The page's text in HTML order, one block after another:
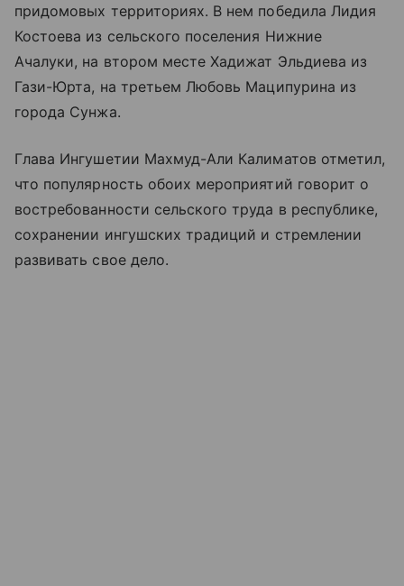
придомовых территориях. В нем победила Лидия
Костоева из сельского поселения Нижние
Ачалуки, на втором месте Хадижат Эльдиева из
Гази-Юрта, на третьем Любовь Маципурина из
города Сунжа.
Глава Ингушетии Махмуд-Али Калиматов отметил,
что популярность обоих мероприятий говорит о
востребованности сельского труда в республике,
сохранении ингушских традиций и стремлении
развивать свое дело.